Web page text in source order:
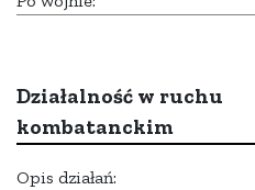
Działalność w ruchu
kombatanckim
Opis działań: